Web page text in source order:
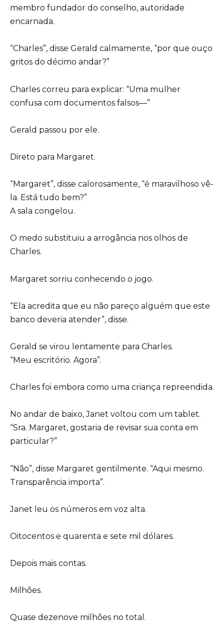
membro fundador do conselho, autoridade
encarnada.
“Charles”, disse Gerald calmamente, “por que ouço
gritos do décimo andar?”
Charles correu para explicar: “Uma mulher
confusa com documentos falsos—”
Gerald passou por ele.
Direto para Margaret.
“Margaret”, disse calorosamente, “é maravilhoso vê-
la. Está tudo bem?”
A sala congelou.
O medo substituiu a arrogância nos olhos de
Charles.
Margaret sorriu conhecendo o jogo.
“Ela acredita que eu não pareço alguém que este
banco deveria atender”, disse.
Gerald se virou lentamente para Charles.
“Meu escritório. Agora”.
Charles foi embora como uma criança repreendida.
No andar de baixo, Janet voltou com um tablet.
“Sra. Margaret, gostaria de revisar sua conta em
particular?”
“Não”, disse Margaret gentilmente. “Aqui mesmo.
Transparência importa”.
Janet leu os números em voz alta.
Oitocentos e quarenta e sete mil dólares.
Depois mais contas.
Milhões.
Quase dezenove milhões no total.